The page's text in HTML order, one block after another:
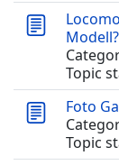
Topic
Foto
Topic